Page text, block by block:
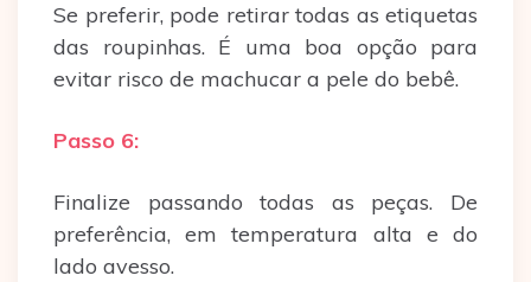
Se preferir, pode retirar todas as etiquetas
das roupinhas. É uma boa opção para
evitar risco de machucar a pele do bebê.
Passo 6:
Finalize passando todas as peças. De
preferência, em temperatura alta e do
lado avesso.